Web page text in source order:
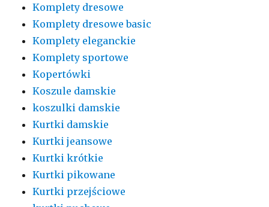
Komplety dresowe
Komplety dresowe basic
Komplety eleganckie
Komplety sportowe
Kopertówki
Koszule damskie
koszulki damskie
Kurtki damskie
Kurtki jeansowe
Kurtki krótkie
Kurtki pikowane
Kurtki przejściowe